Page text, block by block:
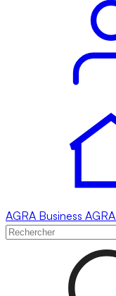
AGRA Business AGRA